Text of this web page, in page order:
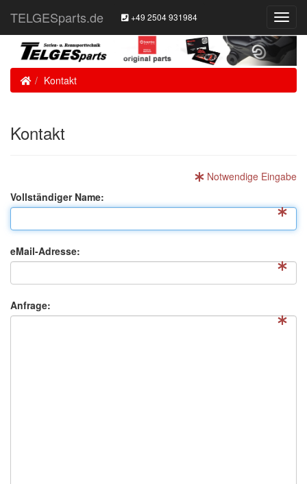
TELGESparts.de +49 2504 931984
HomeKontakt
Kontakt
Notwendige Eingabe
Vollständiger Name:
eMail-Adresse:
Anfrage: